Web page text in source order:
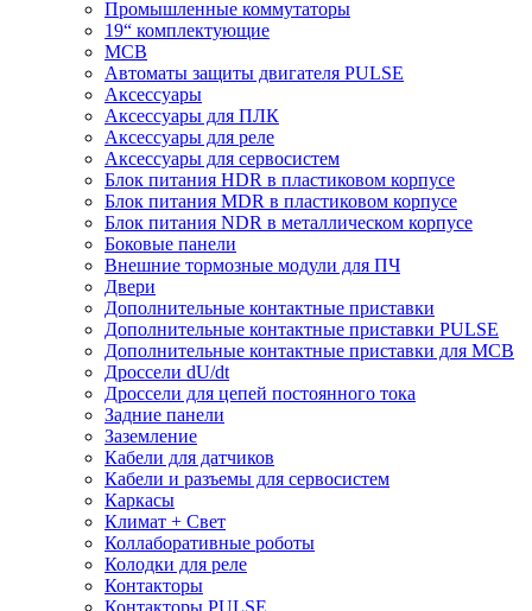
Промышленные коммутаторы
19“ комплектующие
MCB
Автоматы защиты двигателя PULSE
Аксессуары
Аксессуары для ПЛК
Аксессуары для реле
Аксессуары для сервосистем
Блок питания HDR в пластиковом корпусе
Блок питания MDR в пластиковом корпусе
Блок питания NDR в металлическом корпусе
Боковые панели
Внешние тормозные модули для ПЧ
Двери
Дополнительные контактные приставки
Дополнительные контактные приставки PULSE
Дополнительные контактные приставки для MCB
Дроссели dU/dt
Дроссели для цепей постоянного тока
Задние панели
Заземление
Кабели для датчиков
Кабели и разъемы для сервосистем
Каркасы
Климат + Свет
Коллаборативные роботы
Колодки для реле
Контакторы
Контакторы PULSE